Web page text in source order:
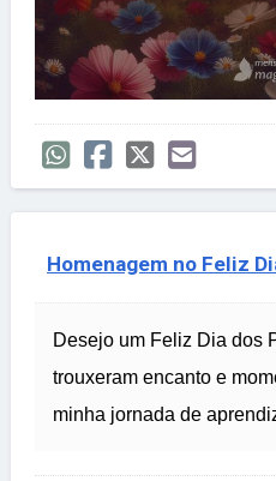
Homenagem no Feliz
Desejo um Feliz Dia dos
trouxeram encanto e
minha jornada de